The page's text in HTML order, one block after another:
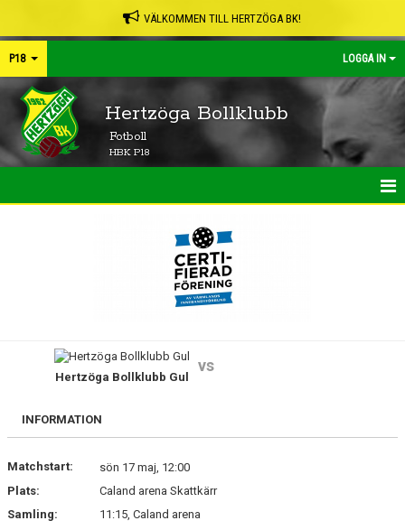
VÄLKOMMEN TILL HERTZÖGA BK!
P18 LOGGA IN
Hertzöga Bollklubb
Fotboll
HBK P18
TRUPPEN
BILDGALLERI
KONTAKT
Hertzöga Bollklubb Gul
vs
INFORMATION
Matchstart:
sön 17 maj, 12:00
Plats:
Caland arena Skattkärr
Samling:
11:15, Caland arena